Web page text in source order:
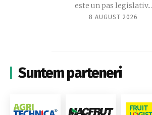
este un pas legislativ...
8 AUGUST 2026
Suntem parteneri